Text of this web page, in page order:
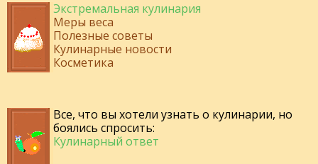
Экстремальная кулинария
Меры веса
Полезные советы
Кулинарные новости
Косметика
Все, что вы хотели узнать о кулинарии, но
боялись спросить:
Кулинарный ответ